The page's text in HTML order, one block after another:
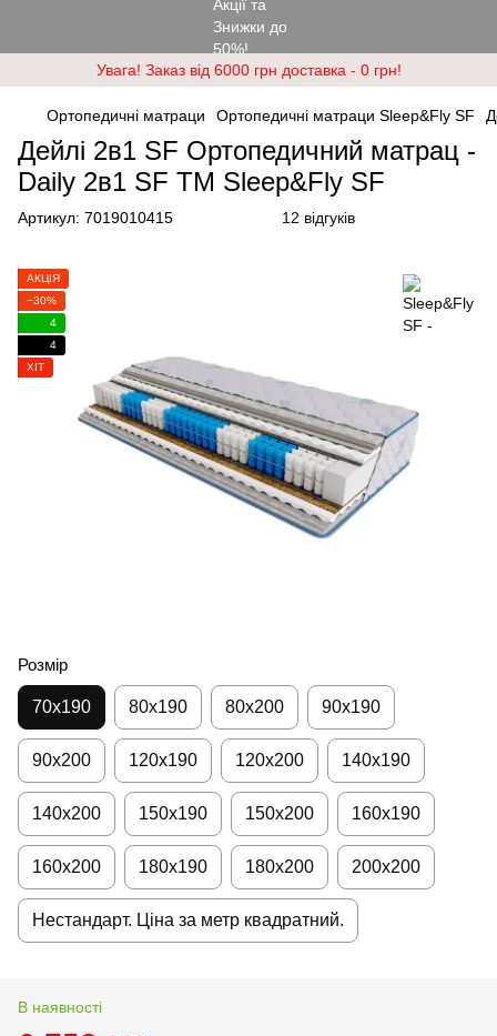
Увага! Заказ від 6000 грн доставка - 0 грн!
Ортопедичні матраци Ортопедичні матраци Sleep&Fly SF
Дейлі 2в1 SF Ортопедичний матрац -
Daily 2в1 SF ТМ Sleep&Fly SF
Артикул: 7019010415 12 відгуків
АКЦІЯ
−30%
4
4
ХІТ
Розмір
70x190 80х190 80х200 90х190
90х200 120х190 120х200 140х190
140х200 150х190 150х200 160х190
160х200 180х190 180х200 200х200
Нестандарт. Ціна за метр квадратний.
В наявності